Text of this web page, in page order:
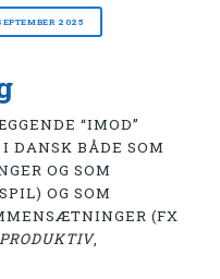
2025
“IMOD”
I DANSK BÅDE SOM
OG SOM
OG SOM
(FX
,